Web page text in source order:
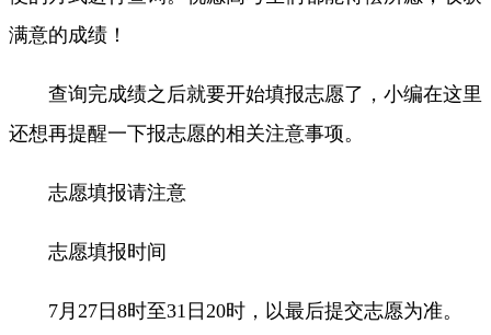
满意的成绩！
查询完成绩之后就要开始填报志愿了，小编在这里
还想再提醒一下报志愿的相关注意事项。
志愿填报请注意
志愿填报时间
7月27日8时至31日20时，以最后提交志愿为准。